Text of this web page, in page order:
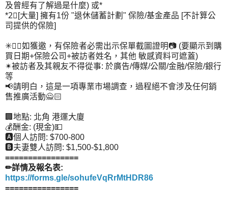
及曾經有了解過是什麼) 或*
*2⃣[大量] 擁有1份 "退休儲蓄計劃" 保險/基金產品 [不計算公
司提供的保險]
✳☝🏻如獲邀，有保險者必需出示保單截圖證明📷 (要顯示到購
買日期+保險公司+被訪者姓名，其他 敏感資料可遮蓋)
✴被訪者及其親友不得從事: 於廣告/傳媒/公關/金融/保險/銀行
等
📢請明白，這是一項專業市場調查，過程絕不會涉及任何銷
售推廣活動🙅🏻
🏢地點: 北角 港運大廈
💰酬金: (現金)💵
🅰個人訪問: $700-800
🅱夫妻雙人訪問: $1,500-$1,800
================
✏詳情及報名表:
https://forms.gle/sohufeVqRrMtHDR86
================